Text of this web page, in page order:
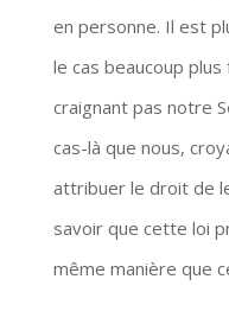
en personne. Il est
le cas beaucoup
craignant pas notre
cas-là que nous,
attribuer le droit de
savoir que cette loi
même manière que